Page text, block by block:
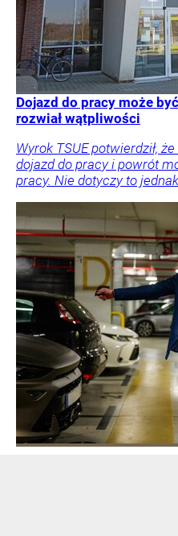
Dojazd do pracy może
rozwiał wątpliwości
Wyrok TSUE potwierdził,
dojazd do pracy i powrót
pracy. Nie dotyczy to